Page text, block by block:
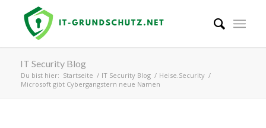
IT Security Blog
Du bist hier: Startseite / IT Security Blog / Heise.Security /
Microsoft gibt Cybergangstern neue Namen